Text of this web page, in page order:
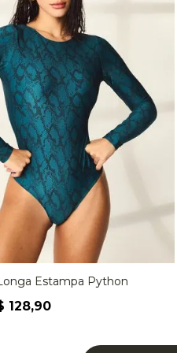
M G
À SACOLA
Estampa Python
128,90